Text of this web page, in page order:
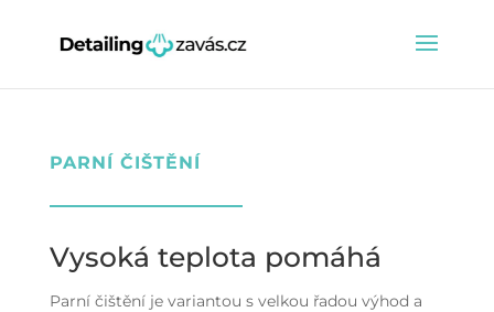
PARNÍ ČIŠTĚNÍ
Vysoká teplota pomáhá
Parní čištění je variantou s velkou řadou výhod a